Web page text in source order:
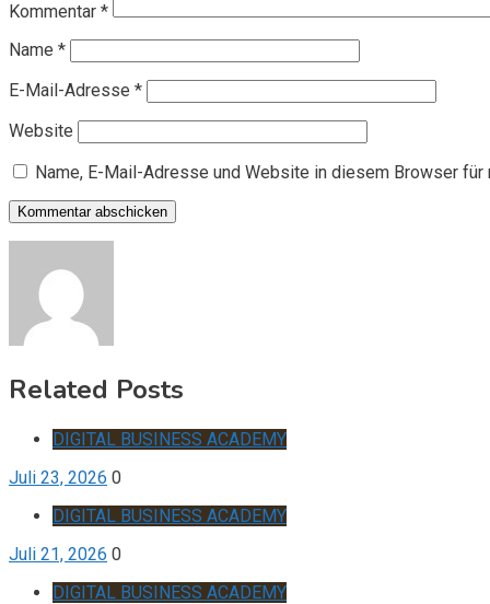
Kommentar *
Name *
E-Mail-Adresse *
Website
Name, E-Mail-Adresse und Website in diesem Browser
Related Posts
DIGITAL BUSINESS ACADEMY
Juli 23, 2026 0
DIGITAL BUSINESS ACADEMY
Juli 21, 2026 0
DIGITAL BUSINESS ACADEMY